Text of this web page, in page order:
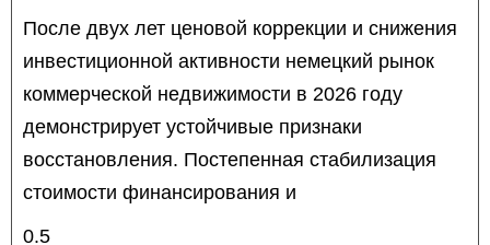
После двух лет ценовой коррекции и снижения
инвестиционной активности немецкий рынок
коммерческой недвижимости в 2026 году
демонстрирует устойчивые признаки
восстановления. Постепенная стабилизация
стоимости финансирования и